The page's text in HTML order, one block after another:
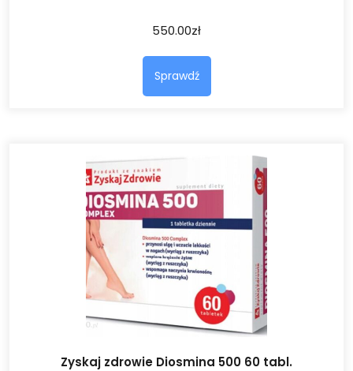
550.00zł
Sprawdź
Zyskaj zdrowie Diosmina 500 60 tabl.